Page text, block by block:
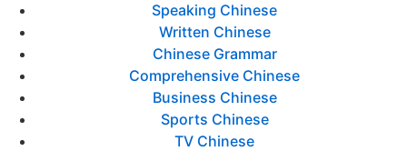
Speaking Chinese
Written Chinese
Chinese Grammar
Comprehensive Chinese
Business Chinese
Sports Chinese
TV Chinese